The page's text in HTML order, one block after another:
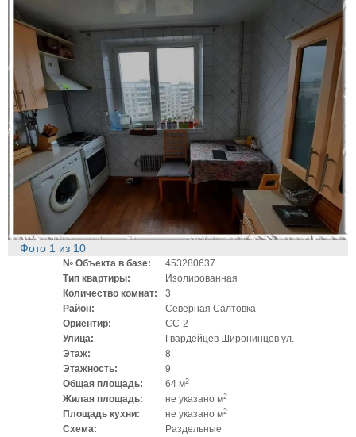
Фото 1 из 10
№ Объекта в базе:
453280637
Тип квартиры:
Изолированная
Количество комнат:
3
Район:
Северная Салтовка
Ориентир:
СС-2
Улица:
Гвардейцев Широнинцев ул.
Этаж:
8
Этажность:
9
Общая площадь:
64 м2
Жилая площадь: не указано м2
Площадь кухни: не указано м2
Схема:
Раздельные